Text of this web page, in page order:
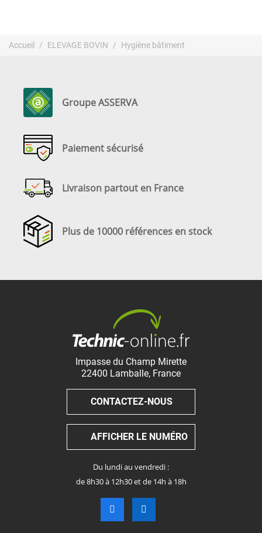
Accueil ELEVAGE BOVIN Hygiène bâtiment
Groupe ASSERVA
Paiement sécurisé
Livraison partout en France
Plus de 10000 références en stock
Impasse du Champ Mirette
22400 Lamballe, France
CONTACTEZ-NOUS
AFFICHER LE NUMÉRO
Du lundi au vendredi :
de 8h30 à 12h30 et de 14h à 18h